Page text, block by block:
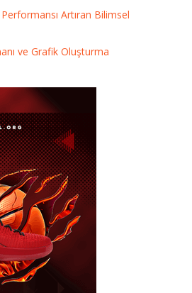
Artıran Bilimsel
ve Grafik Oluşturma